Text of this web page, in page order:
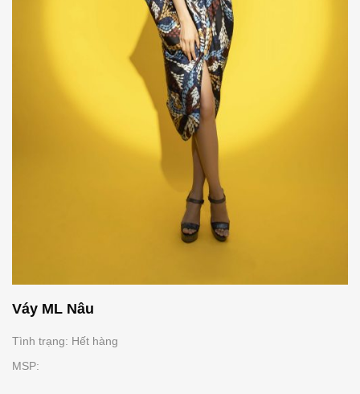
Váy ML Nâu
Tình trạng: Hết hàng
MSP: